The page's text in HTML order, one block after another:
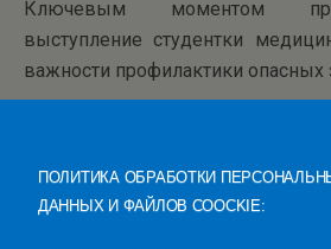
Ключевым моментом
выступление студентки
важности профилактики опасных
Мероприятие было
студентов основы личностного
развития.
ПОЛИТИКА ОБРАБОТКИ
ДАННЫХ И ФАЙЛОВ COOCKIE: